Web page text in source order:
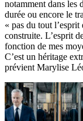
notamment dans les
durée ou encore le
« pas du tout
construite. L’esprit
fonction de mes
C’est un héritage
prévient Marylise